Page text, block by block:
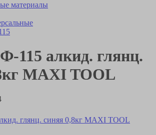
материалы
115 алкид. глянц.
MAXI TOOL